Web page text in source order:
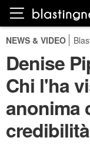
NEWS & VIDEO
Denise
Chi l'ha
anonima